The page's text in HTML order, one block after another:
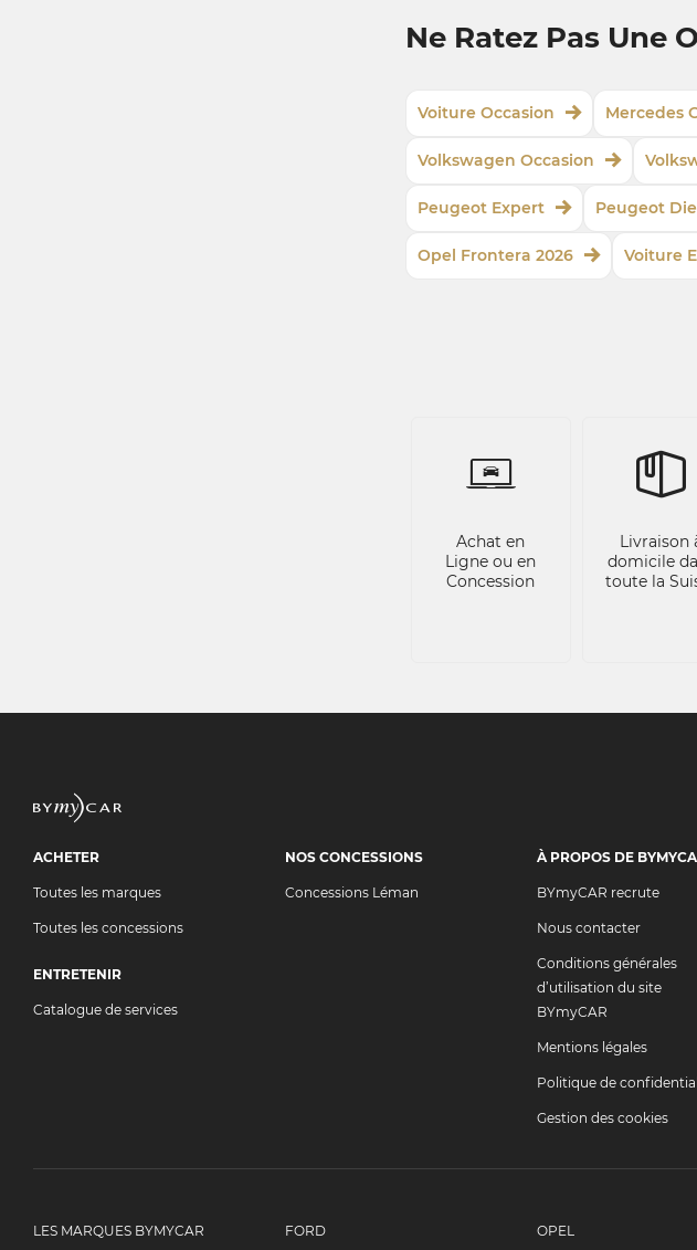
Ne Ratez Pas Une
Voiture Occasion Mercedes
Volkswagen Occasion
Peugeot Expert Peugeot
Opel Frontera 2026 Voiture
Achat en
Ligne ou en
Concession
Livraison
domicile
toute la
ACHETER
Toutes les marques
Toutes les concessions
ENTRETENIR
Catalogue de services
NOS CONCESSIONS
Concessions Léman
À PROPOS DE
BYmyCAR recrute
Nous contacter
Conditions générales
d’utilisation du site
BYmyCAR
Mentions légales
Politique de
Gestion des cookies
LES MARQUES BYMYCAR FORD OPEL